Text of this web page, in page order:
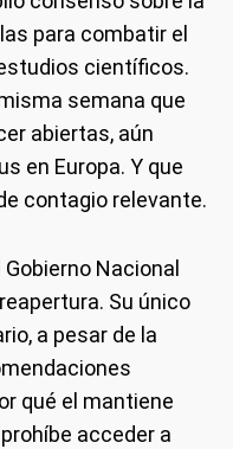
para combatir el
científicos.
semana que
abiertas, aún
en Europa. Y que
contagio relevante.
Nacional
Su único
a pesar de la
qué el mantiene
acceder a